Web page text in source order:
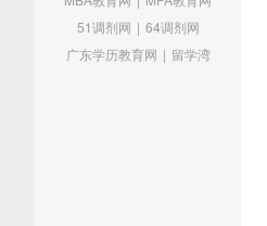
51调剂网 | 64调剂网
广东学历教育网 | 留学湾